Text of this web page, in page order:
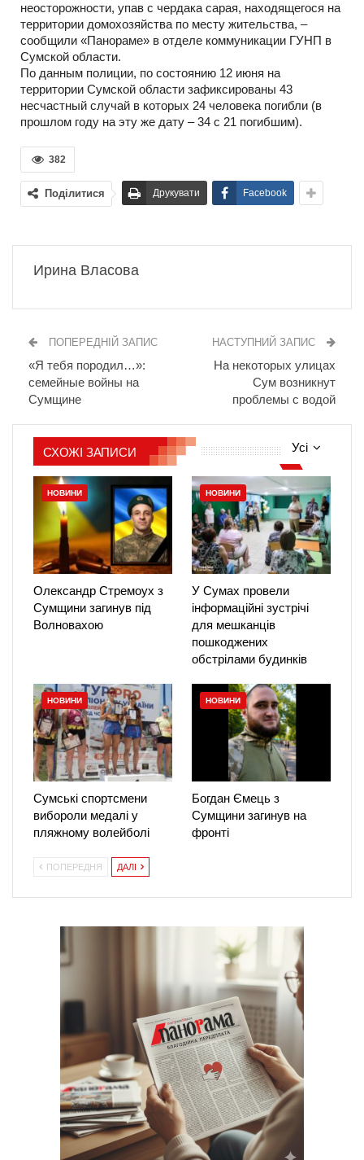
неосторожности, упав с чердака сарая, находящегося на
территории домохозяйства по месту жительства, –
сообщили «Панораме» в отделе коммуникации ГУНП в
Сумской области.
По данным полиции, по состоянию 12 июня на
территории Сумской области зафиксированы 43
несчастный случай в которых 24 человека погибли (в
прошлом году на эту же дату – 34 с 21 погибшим).
382
Поділитися Друкувати Facebook
Ирина Власова
ПОПЕРЕДНІЙ ЗАПИС
«Я тебя породил…»:
семейные войны на
Сумщине
НАСТУПНИЙ ЗАПИС
На некоторых улицах
Сум возникнут
проблемы с водой
Усі
СХОЖІ ЗАПИСИ
НОВИНИ
Олександр Стремоух з
Сумщини загинув під
Волновахою
НОВИНИ
У Сумах провели
інформаційні зустрічі
для мешканців
пошкоджених
обстрілами будинків
НОВИНИ
Сумські спортсмени
вибороли медалі у
пляжному волейболі
НОВИНИ
Богдан Ємець з
Сумщини загинув на
фронті
ПОПЕРЕДНЯ ДАЛІ